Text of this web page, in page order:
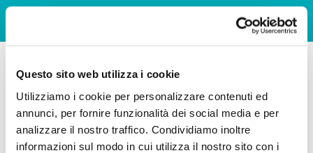
Questo sito web utilizza i cookie
Utilizziamo i cookie per personalizzare contenuti ed
annunci, per fornire funzionalità dei social media e per
analizzare il nostro traffico. Condividiamo inoltre
informazioni sul modo in cui utilizza il nostro sito con i